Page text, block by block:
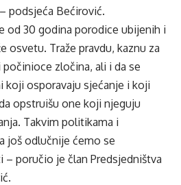
podsjeća Bećirović.
od 30 godina porodice ubijenih i
osvetu. Traže pravdu, kaznu za
zločina, ali i da se
koji osporavaju sjećanje i koji
opstruišu one koji njeguju
Takvim politikama i
još odlučnije ćemo se
– poručio je član Predsjedništva